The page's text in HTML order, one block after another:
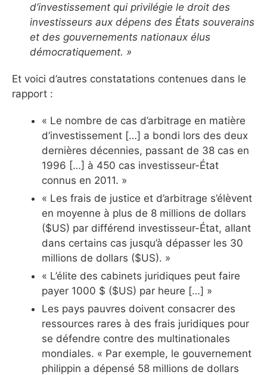
d’investissement qui privilégie le droit des
investisseurs aux dépens des États souverains
et des gouvernements nationaux élus
démocratiquement. »
Et voici d’autres constatations contenues dans le
rapport :
« Le nombre de cas d’arbitrage en matière
d’investissement […] a bondi lors des deux
dernières décennies, passant de 38 cas en
1996 […] à 450 cas investisseur-État
connus en 2011. »
« Les frais de justice et d’arbitrage s’élèvent
en moyenne à plus de 8 millions de dollars
($US) par différend investisseur-État, allant
dans certains cas jusqu’à dépasser les 30
millions de dollars ($US). »
« L’élite des cabinets juridiques peut faire
payer 1000 $ ($US) par heure […] »
Les pays pauvres doivent consacrer des
ressources rares à des frais juridiques pour
se défendre contre des multinationales
mondiales. « Par exemple, le gouvernement
philippin a dépensé 58 millions de dollars